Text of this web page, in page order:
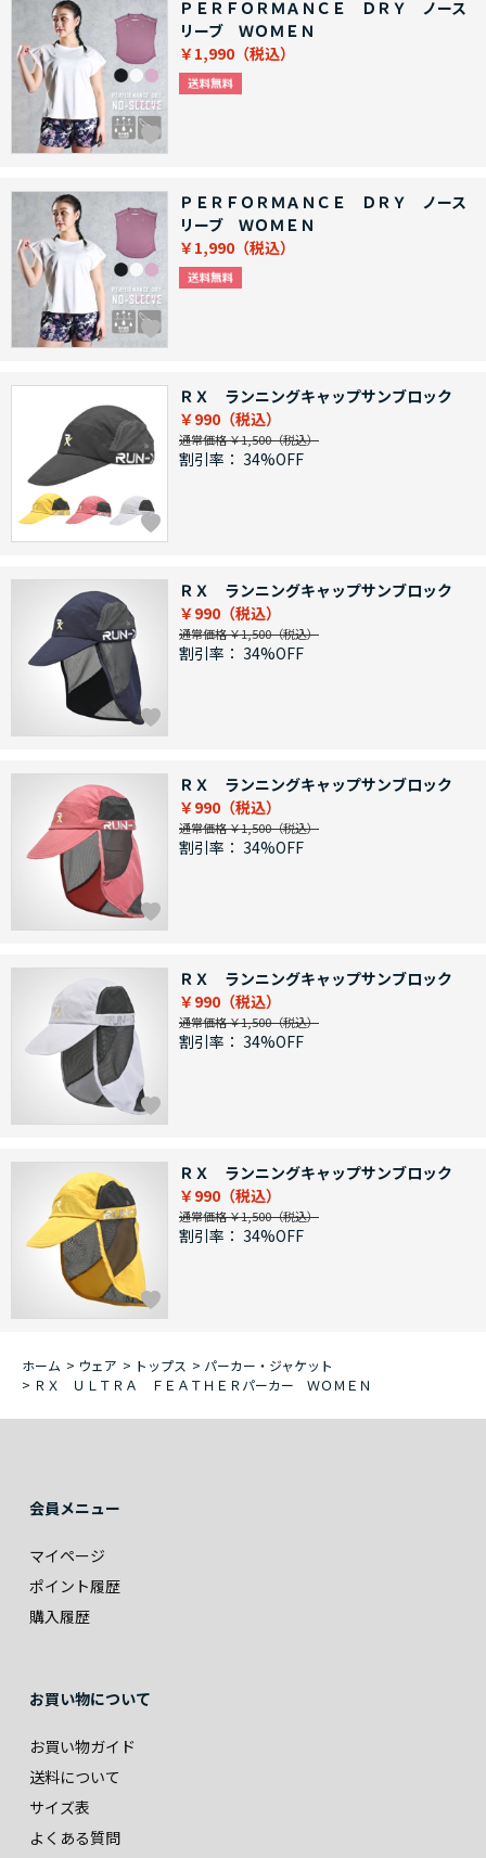
ＰＥＲＦＯＲＭＡＮＣＥ ＤＲＹ ノース
リーブ ＷＯＭＥＮ
￥1,990
ＰＥＲＦＯＲＭＡＮＣＥ ＤＲＹ ノース
リーブ ＷＯＭＥＮ
￥1,990
ＲＸ ランニングキャップサンブロック
￥990
通常価格 ￥1,500
割引率： 34%OFF
ＲＸ ランニングキャップサンブロック
￥990
通常価格 ￥1,500
割引率： 34%OFF
ＲＸ ランニングキャップサンブロック
￥990
通常価格 ￥1,500
割引率： 34%OFF
ＲＸ ランニングキャップサンブロック
￥990
通常価格 ￥1,500
割引率： 34%OFF
ＲＸ ランニングキャップサンブロック
￥990
通常価格 ￥1,500
割引率： 34%OFF
ホーム > ウェア > トップス > パーカー・ジャケット
> ＲＸ ＵＬＴＲＡ ＦＥＡＴＨＥＲパーカー ＷＯＭＥＮ
会員メニュー
マイページ
ポイント履歴
購入履歴
お買い物について
お買い物ガイド
送料について
サイズ表
よくある質問